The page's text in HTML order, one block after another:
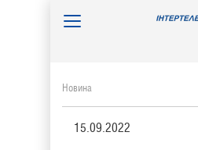
Toggle
Новина
15.09.2022